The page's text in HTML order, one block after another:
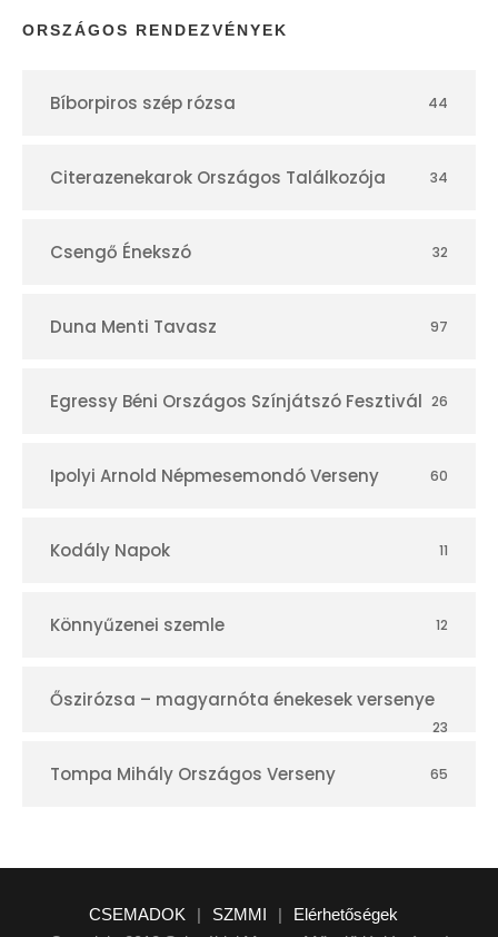
p
r
ORSZÁGOS RENDEZVÉNYEK
Bíborpiros szép rózsa 44
Citerazenekarok Országos Találkozója 34
Csengő Énekszó 32
Duna Menti Tavasz 97
Egressy Béni Országos Színjátszó Fesztivál 26
Ipolyi Arnold Népmesemondó Verseny 60
Kodály Napok 11
Könnyűzenei szemle 12
Őszirózsa – magyarnóta énekesek versenye
23
Tompa Mihály Országos Verseny 65
CSEMADOK | SZMMI |
Elérhetőségek